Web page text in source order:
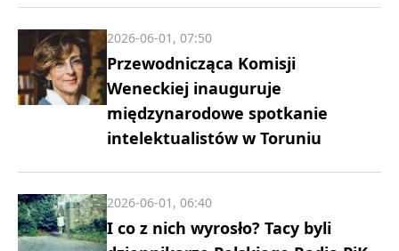
Przewodnicząca Komisji
Weneckiej inauguruje
międzynarodowe spotkanie
intelektualistów w Toruniu
2026-06-01, 07:50
I co z nich wyrosło? Tacy byli
2026-06-01, 06:40